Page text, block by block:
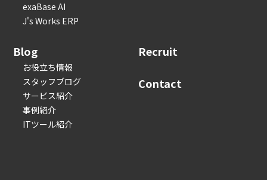
exaBase AI
J's Works ERP
Blog
お役立ち情報
スタッフブログ
サービス紹介
事例紹介
ITツール紹介
Recruit
Contact